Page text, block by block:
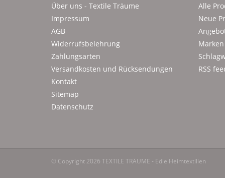
Über uns - Textile Träume
Impressum
AGB
Widerrufsbelehrung
Zahlungsarten
Versandkosten und Rücksendungen
Kontakt
Sitemap
Datenschutz
Alle
Neue
Marken
RSS
© Copyright 2026 TEXTILE TRÄUME - Edle Heimtextilien